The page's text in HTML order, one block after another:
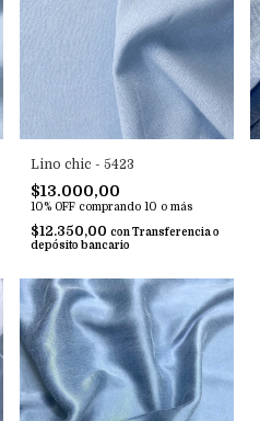
Lino chic - 5423
$13.000,00
10% OFF comprando 10 o más
$12.350,00 con Transferencia o
depósito bancario